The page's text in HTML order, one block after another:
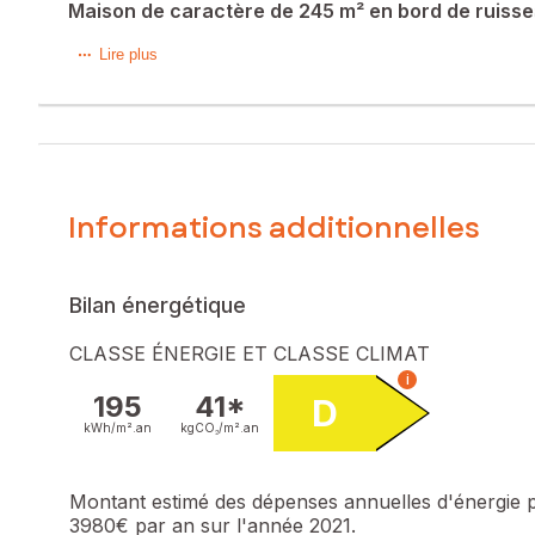
Maison de caractère de 245 m² en bord de
Située sur la commune du Cros de Georand (07510),
Anciennement divisée entre une habitation et un
La partie habitation propose une atmosphère
configurations. La superbe véranda, véritable pièce
personnel ou professionnel dans un cadre privilégié.
Les informations sur les risques auxquels ce bien est
Honoraires charge vendeur
Lire plus
Informations additionnelles
Bilan énergétique
CLASSE ÉNERGIE ET CLASSE CLIMAT
195
kWh/m². an
41*
kgCO₂/m². an D
i
Montant estimé des dépenses annuelles d'énergie
3980€ par an sur l'année 2021.